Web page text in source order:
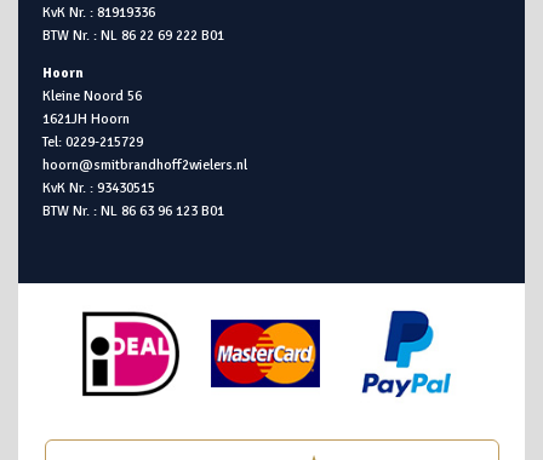
KvK Nr. : 81919336
BTW Nr. : NL 86 22 69 222 B01
Hoorn
Kleine Noord 56
1621JH Hoorn
Tel: 0229-215729
hoorn@smitbrandhoff2wielers.nl
KvK Nr. : 93430515
BTW Nr. : NL 86 63 96 123 B01